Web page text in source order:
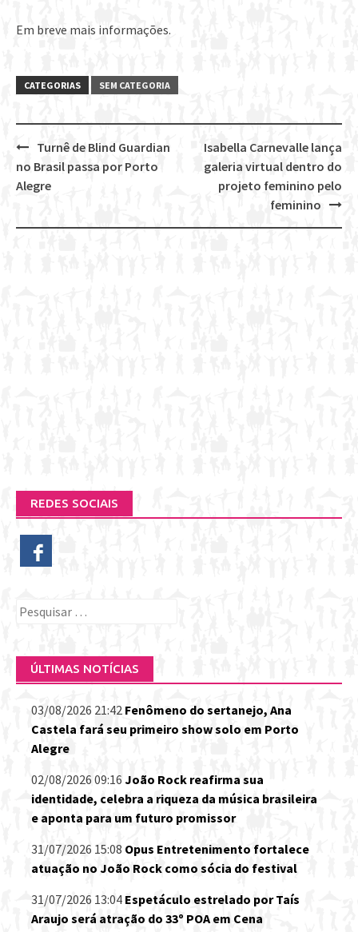
Em breve mais informações.
CATEGORIAS SEM CATEGORIA
Post
navigation
Isabella Carnevalle lança
galeria virtual dentro do
projeto feminino pelo
feminino
Turnê de Blind Guardian
no Brasil passa por Porto
Alegre
REDES SOCIAIS
Pesquisar
ÚLTIMAS NOTÍCIAS
03/08/2026 21:42 Fenômeno do sertanejo, Ana
Castela fará seu primeiro show solo em Porto
Alegre
02/08/2026 09:16 João Rock reafirma sua
identidade, celebra a riqueza da música brasileira
e aponta para um futuro promissor
31/07/2026 15:08 Opus Entretenimento fortalece
atuação no João Rock como sócia do festival
31/07/2026 13:04 Espetáculo estrelado por Taís
Araujo será atração do 33º POA em Cena